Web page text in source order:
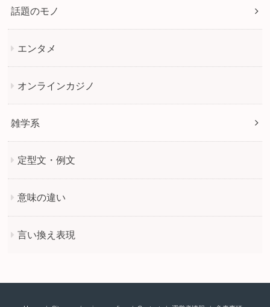
話題のモノ
エンタメ
オンラインカジノ
雑学系
定型文・例文
意味の違い
言い換え表現